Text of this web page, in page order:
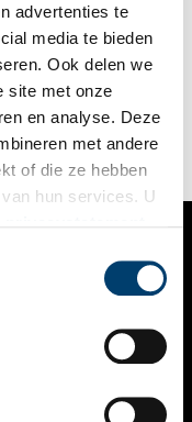
advertenties te
media te bieden
Ook delen we
site met onze
en analyse. Deze
met andere
of die ze hebben
hun services. U
te vinden
waarde: de
en de KPN-toren.
voor massale
waardoor
vinden. Dit zorgt er